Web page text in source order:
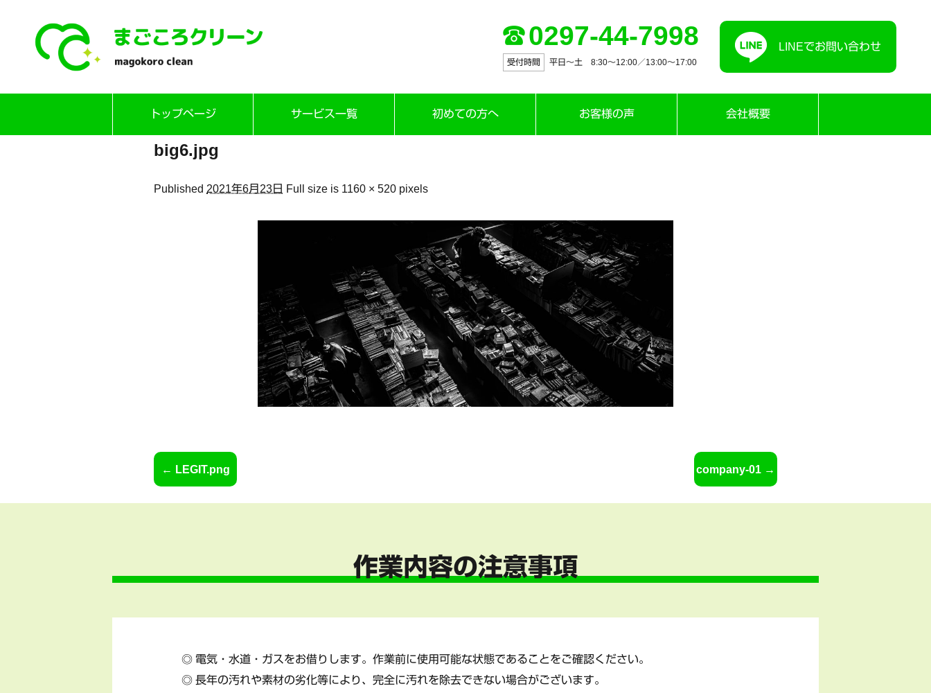
0297-44-7998
受付時間 平日～土 8:30〜12:00／13:00〜17:00
LINEでお問い合わせ
トップページ サービス一覧 初めての方へ お客様の声 会社概要
big6.jpg
Published 2021年6月23日 Full size is 1160 × 520 pixels
LEGIT.png company-01
作業内容の注意事項
電気・水道・ガスをお借りします。作業前に使用可能な状態であることをご確認ください。
長年の汚れや素材の劣化等により、完全に汚れを除去できない場合がございます。